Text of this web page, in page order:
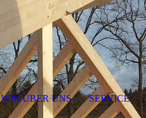
WIR ÜBER UNS SERVICE